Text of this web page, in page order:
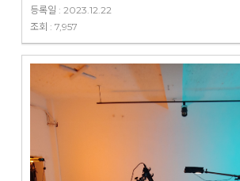
등록일 : 2023.12.22
조회 : 7,957